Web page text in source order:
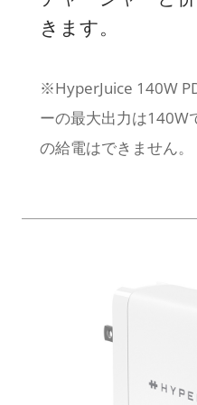
きます。
※HyperJuice 140W
ーの最大出力は140W
の給電はできません。